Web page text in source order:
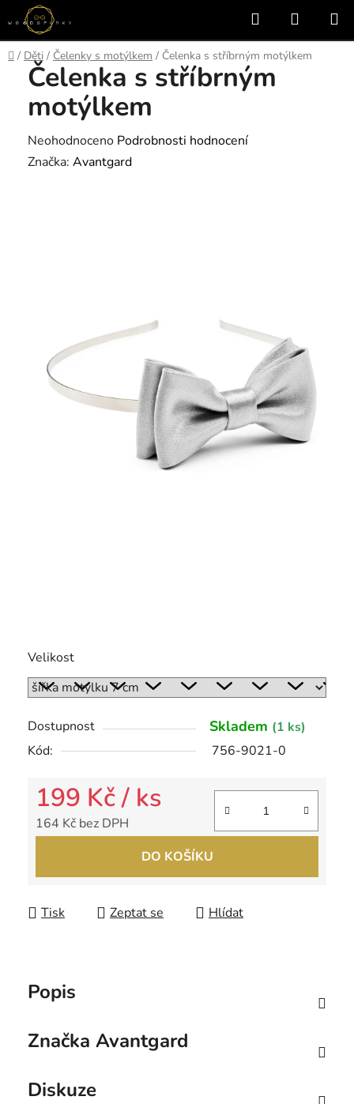
Přejít
na
obsah
Hledat
KOŠÍK
Domů
/ Děti / Čelenky s motýlkem / Čelenka s stříbrným motýlkem
Velikost
Dostupnost Skladem (1 ks)
Kód:
756-9021-0
199 Kč/ ks
164 Kč bez DPH
DO KOŠÍKU
Tisk Zeptat se Hlídat
Čelenka s stříbrným
motýlkem
Průměrné
hodnocení
Neohodnoceno Podrobnosti hodnocení
Značka: Avantgard
Popis
Značka Avantgard
Diskuze